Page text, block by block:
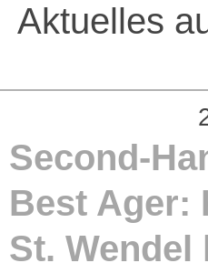
Aktuelles
Second-
Best Ager:
St. Wendel